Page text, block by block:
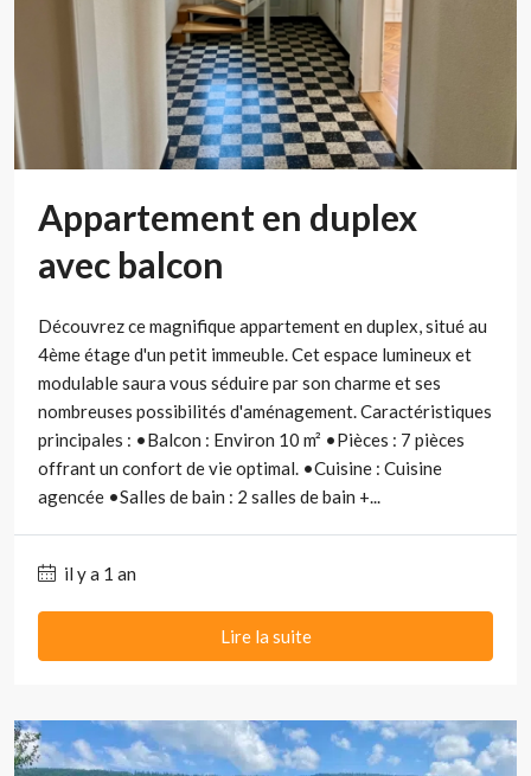
Appartement en duplex
avec balcon
Découvrez ce magnifique appartement en duplex, situé au
4ème étage d'un petit immeuble. Cet espace lumineux et
modulable saura vous séduire par son charme et ses
nombreuses possibilités d'aménagement. Caractéristiques
principales : •Balcon : Environ 10 m² •Pièces : 7 pièces
offrant un confort de vie optimal. •Cuisine : Cuisine
agencée •Salles de bain : 2 salles de bain +...
il y a 1 an
Lire la suite